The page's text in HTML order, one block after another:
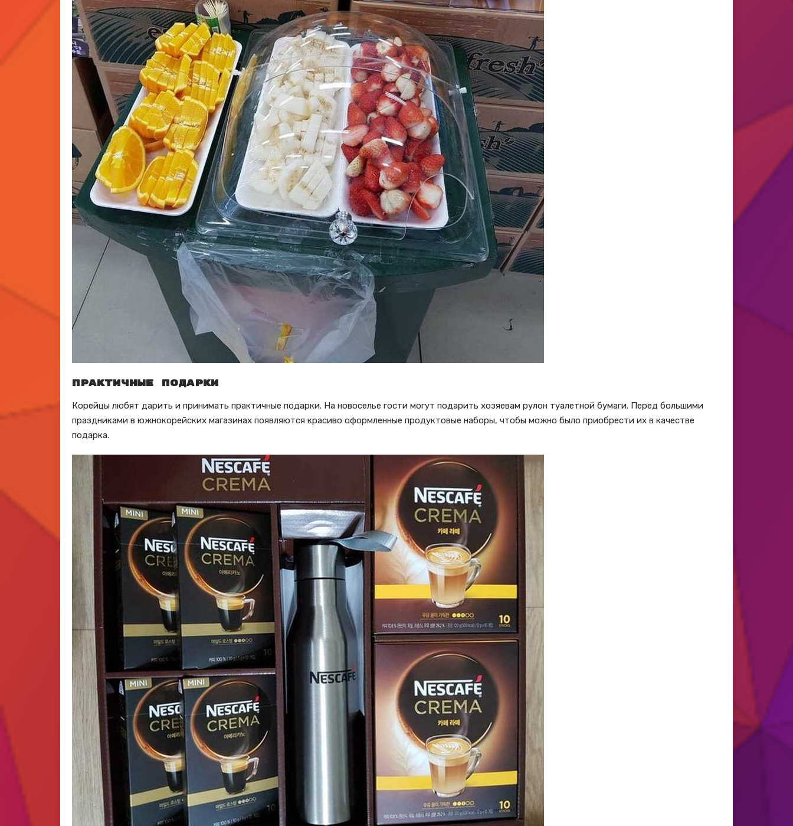
Практичные подарки
Корейцы любят дарить и принимать практичные подарки. На новоселье гости могут подарить хозяевам рулон туалетной бумаги. Перед большими
праздниками в южнокорейских магазинах появляются красиво оформленные продуктовые наборы, чтобы можно было приобрести их в качестве
подарка.